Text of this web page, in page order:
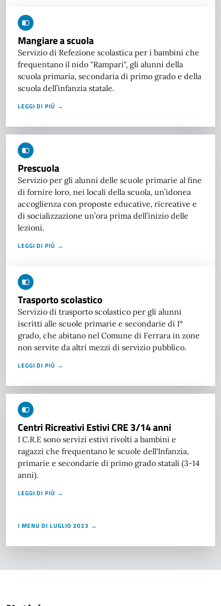
Mangiare a scuola
Servizio di Refezione scolastica per i bambini che
frequentano il nido "Rampari", gli alunni della
scuola primaria, secondaria di primo grado e della
scuola dell’infanzia statale.
LEGGI DI PIÙ →
Prescuola
Servizio per gli alunni delle scuole primarie al fine
di fornire loro, nei locali della scuola, un’idonea
accoglienza con proposte educative, ricreative e
di socializzazione un’ora prima dell’inizio delle
lezioni.
LEGGI DI PIÙ →
Trasporto scolastico
Servizio di trasporto scolastico per gli alunni
iscritti alle scuole primarie e secondarie di I°
grado, che abitano nel Comune di Ferrara in zone
non servite da altri mezzi di servizio pubblico.
LEGGI DI PIÙ →
Centri Ricreativi Estivi CRE 3/14 anni
I C.R.E sono servizi estivi rivolti a bambini e
ragazzi che frequentano le scuole dell'Infanzia,
primarie e secondarie di primo grado statali (3-14
anni).
LEGGI DI PIÙ →
I MENU DI LUGLIO 2023 →